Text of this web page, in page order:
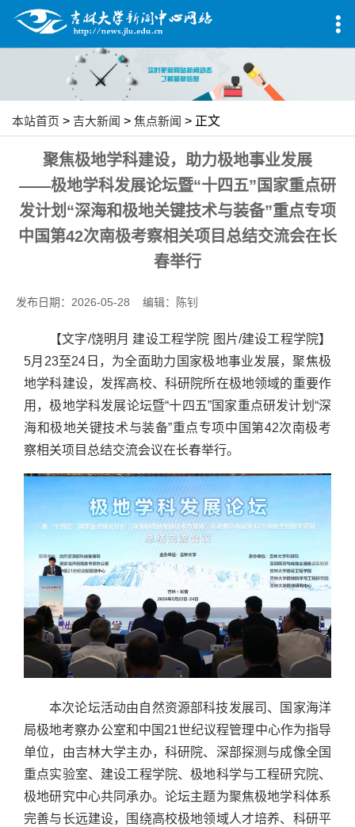
本站首页 > 吉大新闻 > 焦点新闻 > 正文
聚焦极地学科建设，助力极地事业发展
——极地学科发展论坛暨“十四五”国家重点研
发计划“深海和极地关键技术与装备”重点专项
中国第42次南极考察相关项目总结交流会在长
春举行
发布日期：2026-05-28 编辑：陈钊
【文字/饶明月 建设工程学院 图片/建设工程学院】
5月23至24日，为全面助力国家极地事业发展，聚焦极
地学科建设，发挥高校、科研院所在极地领域的重要作
用，极地学科发展论坛暨“十四五”国家重点研发计划“深
海和极地关键技术与装备”重点专项中国第42次南极考
察相关项目总结交流会议在长春举行。
本次论坛活动由自然资源部科技发展司、国家海洋
局极地考察办公室和中国21世纪议程管理中心作为指导
单位，由吉林大学主办，科研院、深部探测与成像全国
重点实验室、建设工程学院、极地科学与工程研究院、
极地研究中心共同承办。论坛主题为聚焦极地学科体系
完善与长远建设，围绕高校极地领域人才培养、科研平